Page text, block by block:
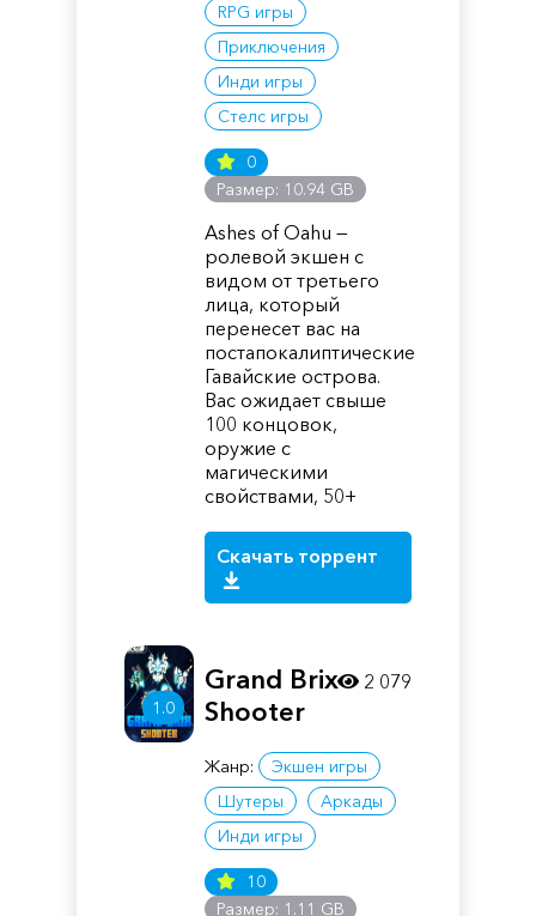
RPG игры
Приключения
Инди игры
Стелс игры
0
Размер: 10.94 GB
Ashes of Oahu —
ролевой экшен с
видом от третьего
лица, который
перенесет вас на
постапокалиптические
Гавайские острова.
Вас ожидает свыше
100 концовок,
оружие с
магическими
свойствами, 50+
Скачать торрент
1.0
Grand Brix
Shooter
Жанр:
Экшен игры
Шутеры
Аркады
Инди игры
10
Размер: 1.11 GB
2 079